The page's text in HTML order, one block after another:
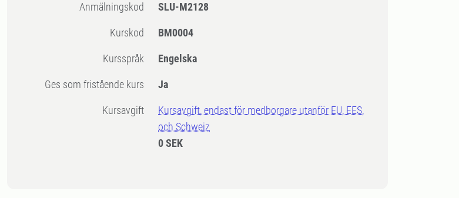
Anmälningskod SLU-M2128
Kurskod BM0004
Kursspråk Engelska
Ges som fristående kurs Ja
Kursavgift
Kursavgift, endast för medborgare utanför EU, EES,
och Schweiz
0 SEK